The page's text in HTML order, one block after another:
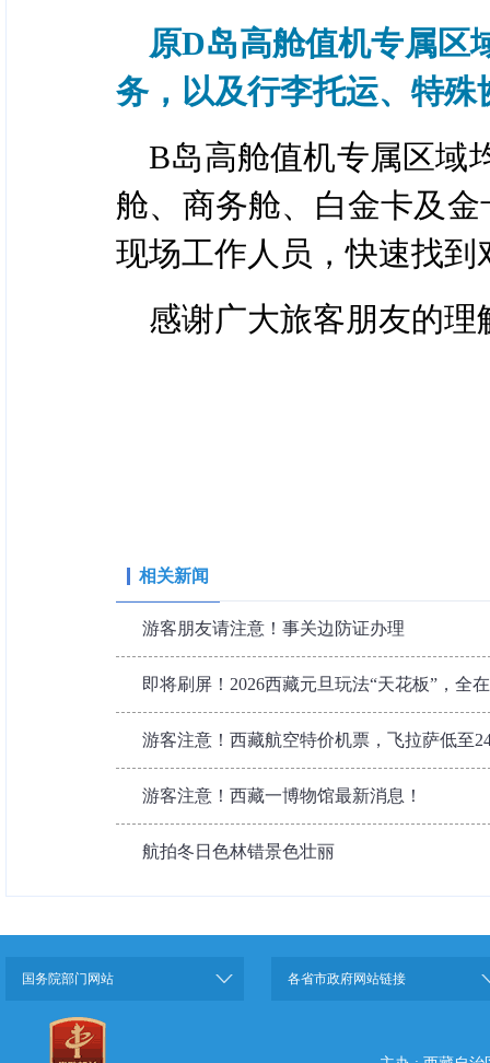
原D岛高舱值机专属区
务，以及行李托运、特
B岛高舱值机专属区域
舱、商务舱、白金卡及
现场工作人员，快速找到
感谢广大旅客朋友的理
相关新闻
游客朋友请注意！事关边防证办理
即将刷屏！2026西藏元旦玩法“天花板”，全
游客注意！西藏航空特价机票，飞拉萨低至
游客注意！西藏一博物馆最新消息！
航拍冬日色林错景色壮丽
国务院部门网站 各省市政府网站链接